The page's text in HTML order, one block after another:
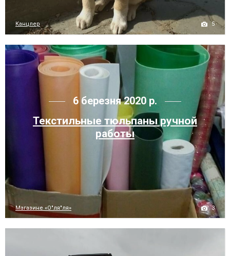
Канцлер 5
6 березня 2020 р.
Текстильные тюльпаны ручной
работы
Магазине «О"ля"ля» 3